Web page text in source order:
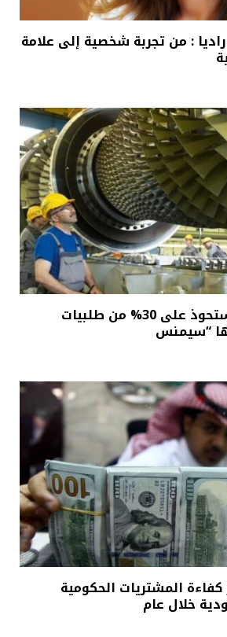
: من تجربة شخصية إلى علامة
الشرق الأوسط يستحوذ على 30% من طلبيات
“سيمنس
كفاءة المشتريات الحكومية
خلال عام